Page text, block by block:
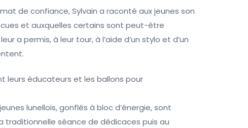
de confiance, Sylvain a raconté aux jeunes son
et auxquelles certains sont peut-être
a permis, à leur tour, à l’aide d’un stylo et d’un
leurs éducateurs et les ballons pour
lunellois, gonflés à bloc d’énergie, sont
traditionnelle séance de dédicaces puis au